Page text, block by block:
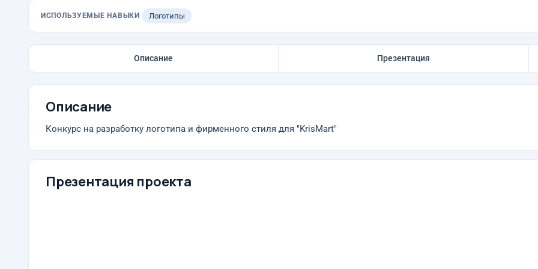
ИСПОЛЬЗУЕМЫЕ НАВЫКИ Логотипы
Описание Презентация
Описание
Конкурс на разработку логотипа и фирменного стиля для "KrisMart"
Презентация проекта